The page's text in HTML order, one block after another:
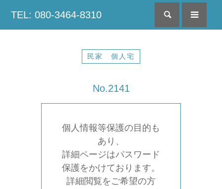
TEL: 080-3464-8310 検索
民家 個人宅
No.2141
個人情報等保護の目的も
あり、
詳細ページはパスワード
保護をかけております。
詳細閲覧をご希望の方